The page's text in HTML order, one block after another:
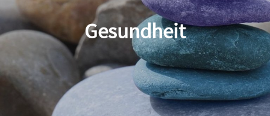
Gesundheit